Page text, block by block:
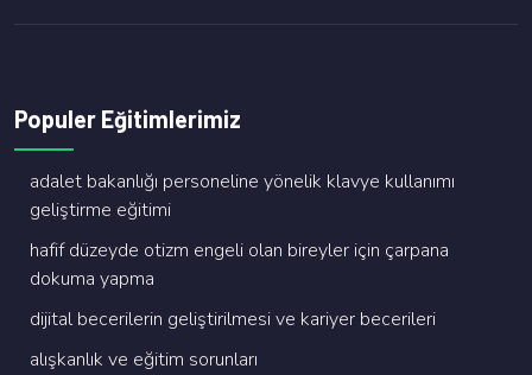
Populer Eğitimlerimiz
adalet bakanliği personeli̇ne yöneli̇k klavye kullanimi
geli̇şti̇rme eği̇ti̇mi̇
hafi̇f düzeyde oti̇zm engeli̇ olan bi̇reyler i̇çi̇n çarpana
dokuma yapma
di̇ji̇tal beceri̇leri̇n geli̇şti̇ri̇lmesi̇ ve kari̇yer beceri̇leri̇
alişkanlik ve eği̇ti̇m sorunlari